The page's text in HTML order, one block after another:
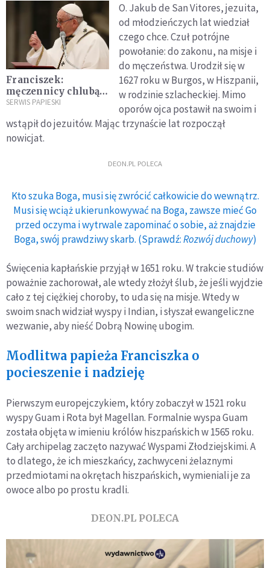
Franciszek:
męczennicy chlubą
Kościoła
SERWIS PAPIESKI
O. Jakub de San Vitores, jezuita,
od młodzieńczych lat wiedział
czego chce. Czuł potrójne
powołanie: do zakonu, na misje i
do męczeństwa. Urodził się w
1627 roku w Burgos, w Hiszpanii,
w rodzinie szlacheckiej. Mimo
oporów ojca postawił na swoim i
wstąpił do jezuitów. Mając trzynaście lat rozpoczął
nowicjat.
DEON.PL POLECA
Kto szuka Boga, musi się zwrócić całkowicie do wewnątrz.
Musi się wciąż ukierunkowywać na Boga, zawsze mieć Go
przed oczyma i wytrwale zapominać o sobie, aż znajdzie
Boga, swój prawdziwy skarb. (Sprawdź:Rozwój duchowy)
Święcenia kapłańskie przyjął w 1651 roku. W trakcie studiów
poważnie zachorował, ale wtedy złożył ślub, że jeśli wyjdzie
cało z tej ciężkiej choroby, to uda się na misje. Wtedy w
swoim snach widział wyspy i Indian, i słyszał ewangeliczne
wezwanie, aby nieść Dobrą Nowinę ubogim.
Modlitwa papieża Franciszka o
pocieszenie i nadzieję
Pierwszym europejczykiem, który zobaczył w 1521 roku
wyspy Guam i Rota był Magellan. Formalnie wyspa Guam
została objęta w imieniu królów hiszpańskich w 1565 roku.
Cały archipelag zaczęto nazywać Wyspami Złodziejskimi. A
to dlatego, że ich mieszkańcy, zachwyceni żelaznymi
przedmiotami na okrętach hiszpańskich, wymieniali je za
owoce albo po prostu kradli.
DEON.PL POLECA